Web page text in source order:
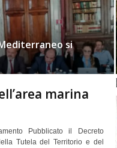
si
marina
Pubblicato il Decreto
Tutela del Territorio e del